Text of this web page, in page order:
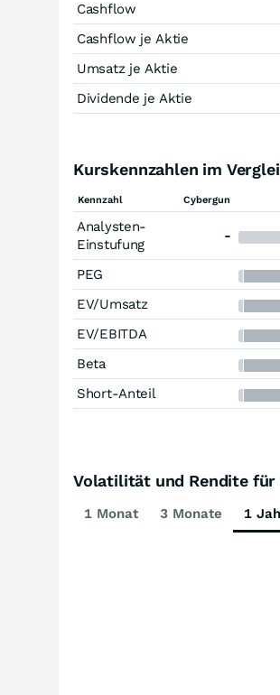
Cashflow
Cashflow je Aktie
Umsatz je Aktie
Dividende je Aktie
Kurskennzahlen im
Kennzahl Cybergun
Analysten-
Einstufung
-
PEG
EV/Umsatz
EV/EBITDA
Beta
Short-Anteil
Volatilität und Rendite für
1 Monat 3 Monate 1